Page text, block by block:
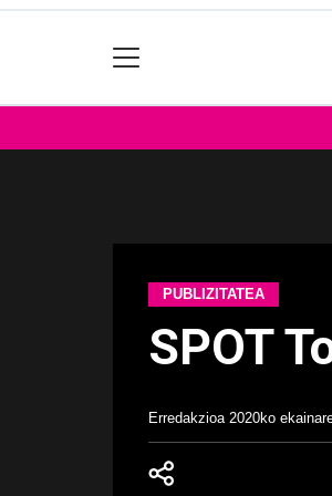
PUBLIZITATEA
SPOT
Erredakzioa 2020ko